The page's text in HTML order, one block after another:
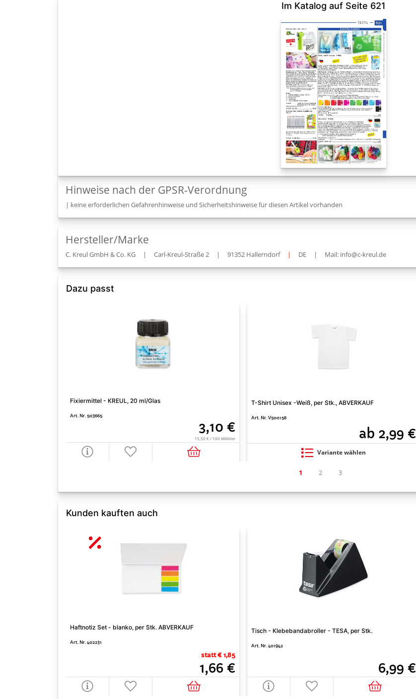
Im Katalog auf Seite 621
Hinweise nach der GPSR-Verordnung
| keine erforderlichen Gefahrenhinweise und Sicherheitshinweise für diesen Artikel vorhanden
Hersteller/Marke
C. Kreul GmbH & Co. KG | Carl-Kreul-Straße 2 | 91352 Hallerndorf | DE | Mail: info@c-kreul.de
Dazu passt
Fixiermittel - KREUL, 20 ml/Glas
Art. Nr. 503665
3,10 €
15,50 € / 100 Milliliter
T-Shirt Unisex -Weiß, per Stk., ABVERKAUF
Art. Nr. V500158
ab 2,99 €
Variante wählen
Kunden kauften auch
Haftnotiz Set - blanko, per Stk. ABVERKAUF
Art. Nr. 402231
statt € 1,85
1,66 €
Tisch - Klebebandabroller - TESA, per Stk.
Art. Nr. 401942
6,99 €